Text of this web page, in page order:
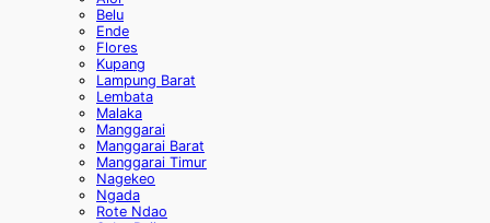
Belu
Ende
Flores
Kupang
Lampung Barat
Lembata
Malaka
Manggarai
Manggarai Barat
Manggarai Timur
Nagekeo
Ngada
Rote Ndao